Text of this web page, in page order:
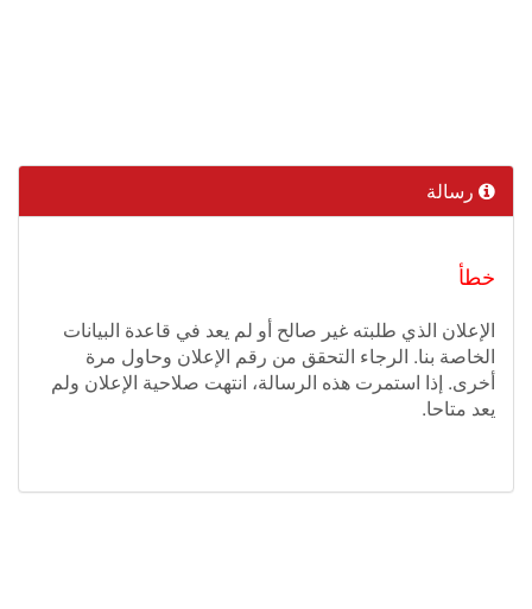
رسالة
خطأ
الإعلان الذي طلبته غير صالح أو لم يعد في قاعدة البيانات
الخاصة بنا. الرجاء التحقق من رقم الإعلان وحاول مرة
أخرى. إذا استمرت هذه الرسالة، انتهت صلاحية الإعلان ولم
يعد متاحا.